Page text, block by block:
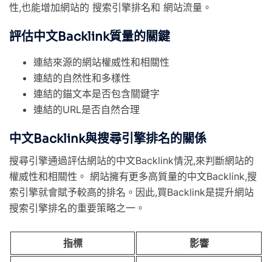
性,也能增加網站的 搜索引擎排名和 網站流量。
評估中文Backlink質量的關鍵
連結來源的網站權威性和相關性
連結的自然性和多樣性
連結的錨文本是否包含關鍵字
連結的URL是否自然合理
中文Backlink與搜尋引擎排名的關係
搜尋引擎通過評估網站的中文Backlink情況,來判斷網站的
權威性和相關性。 網站擁有更多高質量的中文Backlink,搜
索引擎就會賦予較高的排名。因此,買Backlink是提升網站
搜索引擎排名的重要策略之一。
指標
影響